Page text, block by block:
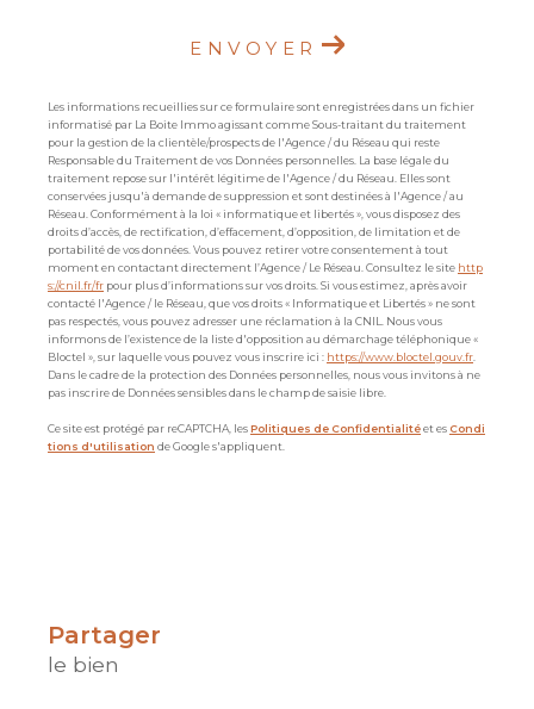
ENVOYER
Les informations recueillies sur ce formulaire sont enregistrées dans un fichier
informatisé par La Boite Immo agissant comme Sous-traitant du traitement
pour la gestion de la clientèle/prospects de l'Agence / du Réseau qui reste
Responsable du Traitement de vos Données personnelles. La base légale du
traitement repose sur l'intérêt légitime de l'Agence / du Réseau. Elles sont
conservées jusqu'à demande de suppression et sont destinées à l'Agence / au
Réseau. Conformément à la loi « informatique et libertés », vous disposez des
droits d’accès, de rectification, d’effacement, d’opposition, de limitation et de
portabilité de vos données. Vous pouvez retirer votre consentement à tout
moment en contactant directement l’Agence / Le Réseau. Consultez le site http
s://cnil.fr/fr pour plus d’informations sur vos droits. Si vous estimez, après avoir
contacté l'Agence / le Réseau, que vos droits « Informatique et Libertés » ne sont
pas respectés, vous pouvez adresser une réclamation à la CNIL. Nous vous
informons de l’existence de la liste d'opposition au démarchage téléphonique «
Bloctel », sur laquelle vous pouvez vous inscrire ici : https://www.bloctel.gouv.fr.
Dans le cadre de la protection des Données personnelles, nous vous invitons à ne
pas inscrire de Données sensibles dans le champ de saisie libre.
Ce site est protégé par reCAPTCHA, lesPolitiques de Confidentialitéet es Condi
tions d'utilisation de Google s'appliquent.
partager
le bien